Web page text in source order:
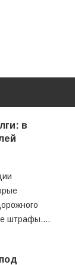
в
штрафы....